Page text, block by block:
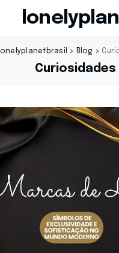
lonelyplanetbrasil > Blog >
Curiosidades